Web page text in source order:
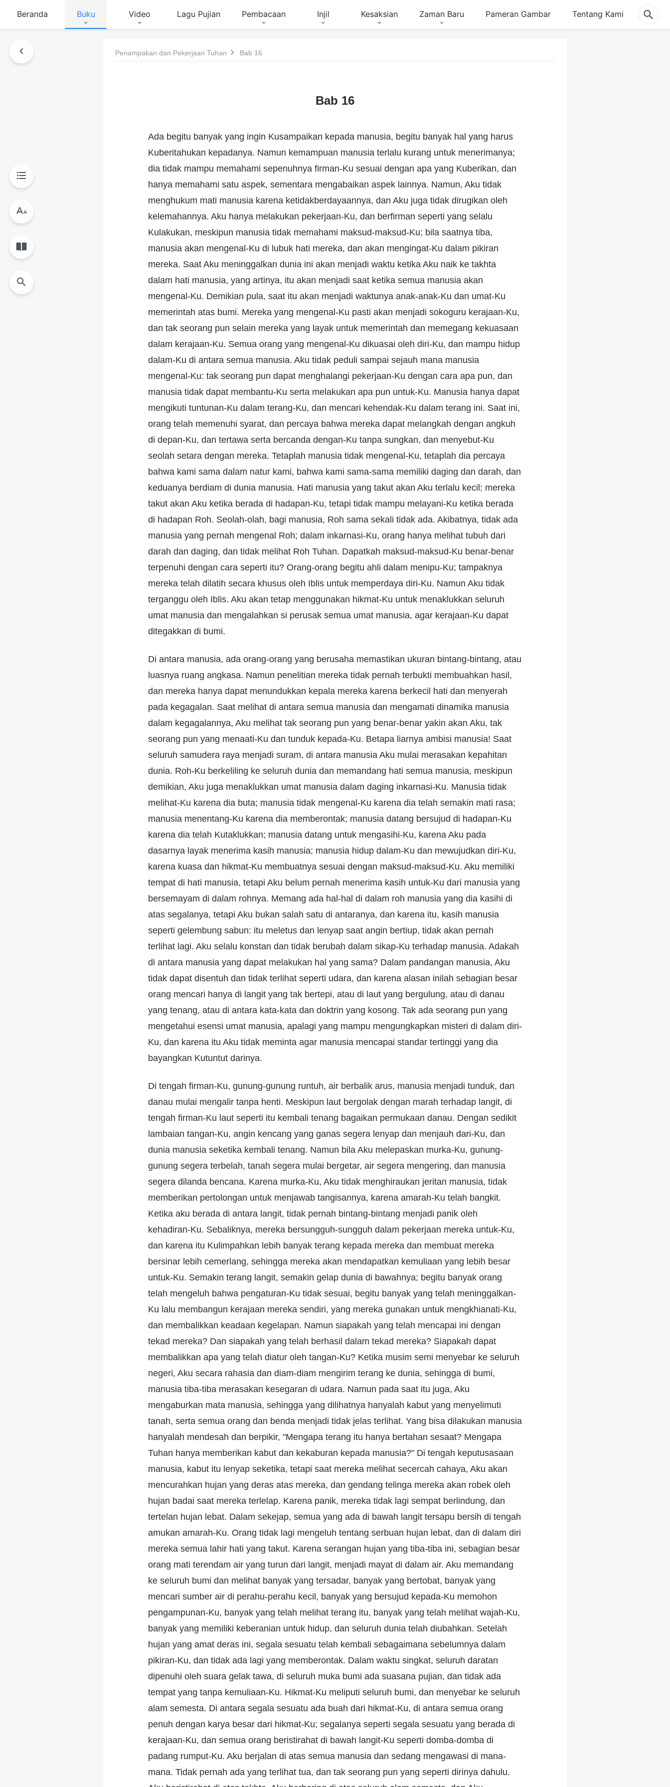
Beranda Buku Video Lagu Pujian Pembacaan Injil Kesaksian Zaman Baru Pameran Gambar Tentang Kami
Penampakan dan Pekerjaan Tuhan Bab 16
Bab 16
Ada begitu banyak yang ingin Kusampaikan kepada manusia, begitu banyak hal yang harus
Kuberitahukan kepadanya. Namun kemampuan manusia terlalu kurang untuk menerimanya;
dia tidak mampu memahami sepenuhnya firman-Ku sesuai dengan apa yang Kuberikan, dan
hanya memahami satu aspek, sementara mengabaikan aspek lainnya. Namun, Aku tidak
menghukum mati manusia karena ketidakberdayaannya, dan Aku juga tidak dirugikan oleh
kelemahannya. Aku hanya melakukan pekerjaan-Ku, dan berfirman seperti yang selalu
Kulakukan, meskipun manusia tidak memahami maksud-maksud-Ku; bila saatnya tiba,
manusia akan mengenal-Ku di lubuk hati mereka, dan akan mengingat-Ku dalam pikiran
mereka. Saat Aku meninggalkan dunia ini akan menjadi waktu ketika Aku naik ke takhta
dalam hati manusia, yang artinya, itu akan menjadi saat ketika semua manusia akan
mengenal-Ku. Demikian pula, saat itu akan menjadi waktunya anak-anak-Ku dan umat-Ku
memerintah atas bumi. Mereka yang mengenal-Ku pasti akan menjadi sokoguru kerajaan-Ku,
dan tak seorang pun selain mereka yang layak untuk memerintah dan memegang kekuasaan
dalam kerajaan-Ku. Semua orang yang mengenal-Ku dikuasai oleh diri-Ku, dan mampu hidup
dalam-Ku di antara semua manusia. Aku tidak peduli sampai sejauh mana manusia
mengenal-Ku: tak seorang pun dapat menghalangi pekerjaan-Ku dengan cara apa pun, dan
manusia tidak dapat membantu-Ku serta melakukan apa pun untuk-Ku. Manusia hanya dapat
mengikuti tuntunan-Ku dalam terang-Ku, dan mencari kehendak-Ku dalam terang ini. Saat ini,
orang telah memenuhi syarat, dan percaya bahwa mereka dapat melangkah dengan angkuh
di depan-Ku, dan tertawa serta bercanda dengan-Ku tanpa sungkan, dan menyebut-Ku
seolah setara dengan mereka. Tetaplah manusia tidak mengenal-Ku, tetaplah dia percaya
bahwa kami sama dalam natur kami, bahwa kami sama-sama memiliki daging dan darah, dan
keduanya berdiam di dunia manusia. Hati manusia yang takut akan Aku terlalu kecil; mereka
takut akan Aku ketika berada di hadapan-Ku, tetapi tidak mampu melayani-Ku ketika berada
di hadapan Roh. Seolah-olah, bagi manusia, Roh sama sekali tidak ada. Akibatnya, tidak ada
manusia yang pernah mengenal Roh; dalam inkarnasi-Ku, orang hanya melihat tubuh dari
darah dan daging, dan tidak melihat Roh Tuhan. Dapatkah maksud-maksud-Ku benar-benar
terpenuhi dengan cara seperti itu? Orang-orang begitu ahli dalam menipu-Ku; tampaknya
mereka telah dilatih secara khusus oleh Iblis untuk memperdaya diri-Ku. Namun Aku tidak
terganggu oleh Iblis. Aku akan tetap menggunakan hikmat-Ku untuk menaklukkan seluruh
umat manusia dan mengalahkan si perusak semua umat manusia, agar kerajaan-Ku dapat
ditegakkan di bumi.
Di antara manusia, ada orang-orang yang berusaha memastikan ukuran bintang-bintang, atau
luasnya ruang angkasa. Namun penelitian mereka tidak pernah terbukti membuahkan hasil,
dan mereka hanya dapat menundukkan kepala mereka karena berkecil hati dan menyerah
pada kegagalan. Saat melihat di antara semua manusia dan mengamati dinamika manusia
dalam kegagalannya, Aku melihat tak seorang pun yang benar-benar yakin akan Aku, tak
seorang pun yang menaati-Ku dan tunduk kepada-Ku. Betapa liarnya ambisi manusia! Saat
seluruh samudera raya menjadi suram, di antara manusia Aku mulai merasakan kepahitan
dunia. Roh-Ku berkeliling ke seluruh dunia dan memandang hati semua manusia, meskipun
demikian, Aku juga menaklukkan umat manusia dalam daging inkarnasi-Ku. Manusia tidak
melihat-Ku karena dia buta; manusia tidak mengenal-Ku karena dia telah semakin mati rasa;
manusia menentang-Ku karena dia memberontak; manusia datang bersujud di hadapan-Ku
karena dia telah Kutaklukkan; manusia datang untuk mengasihi-Ku, karena Aku pada
dasarnya layak menerima kasih manusia; manusia hidup dalam-Ku dan mewujudkan diri-Ku,
karena kuasa dan hikmat-Ku membuatnya sesuai dengan maksud-maksud-Ku. Aku memiliki
tempat di hati manusia, tetapi Aku belum pernah menerima kasih untuk-Ku dari manusia yang
bersemayam di dalam rohnya. Memang ada hal-hal di dalam roh manusia yang dia kasihi di
atas segalanya, tetapi Aku bukan salah satu di antaranya, dan karena itu, kasih manusia
seperti gelembung sabun: itu meletus dan lenyap saat angin bertiup, tidak akan pernah
terlihat lagi. Aku selalu konstan dan tidak berubah dalam sikap-Ku terhadap manusia. Adakah
di antara manusia yang dapat melakukan hal yang sama? Dalam pandangan manusia, Aku
tidak dapat disentuh dan tidak terlihat seperti udara, dan karena alasan inilah sebagian besar
orang mencari hanya di langit yang tak bertepi, atau di laut yang bergulung, atau di danau
yang tenang, atau di antara kata-kata dan doktrin yang kosong. Tak ada seorang pun yang
mengetahui esensi umat manusia, apalagi yang mampu mengungkapkan misteri di dalam diri-
Ku, dan karena itu Aku tidak meminta agar manusia mencapai standar tertinggi yang dia
bayangkan Kutuntut darinya.
Di tengah firman-Ku, gunung-gunung runtuh, air berbalik arus, manusia menjadi tunduk, dan
danau mulai mengalir tanpa henti. Meskipun laut bergolak dengan marah terhadap langit, di
tengah firman-Ku laut seperti itu kembali tenang bagaikan permukaan danau. Dengan sedikit
lambaian tangan-Ku, angin kencang yang ganas segera lenyap dan menjauh dari-Ku, dan
dunia manusia seketika kembali tenang. Namun bila Aku melepaskan murka-Ku, gunung-
gunung segera terbelah, tanah segera mulai bergetar, air segera mengering, dan manusia
segera dilanda bencana. Karena murka-Ku, Aku tidak menghiraukan jeritan manusia, tidak
memberikan pertolongan untuk menjawab tangisannya, karena amarah-Ku telah bangkit.
Ketika aku berada di antara langit, tidak pernah bintang-bintang menjadi panik oleh
kehadiran-Ku. Sebaliknya, mereka bersungguh-sungguh dalam pekerjaan mereka untuk-Ku,
dan karena itu Kulimpahkan lebih banyak terang kepada mereka dan membuat mereka
bersinar lebih cemerlang, sehingga mereka akan mendapatkan kemuliaan yang lebih besar
untuk-Ku. Semakin terang langit, semakin gelap dunia di bawahnya; begitu banyak orang
telah mengeluh bahwa pengaturan-Ku tidak sesuai, begitu banyak yang telah meninggalkan-
Ku lalu membangun kerajaan mereka sendiri, yang mereka gunakan untuk mengkhianati-Ku,
dan membalikkan keadaan kegelapan. Namun siapakah yang telah mencapai ini dengan
tekad mereka? Dan siapakah yang telah berhasil dalam tekad mereka? Siapakah dapat
membalikkan apa yang telah diatur oleh tangan-Ku? Ketika musim semi menyebar ke seluruh
negeri, Aku secara rahasia dan diam-diam mengirim terang ke dunia, sehingga di bumi,
manusia tiba-tiba merasakan kesegaran di udara. Namun pada saat itu juga, Aku
mengaburkan mata manusia, sehingga yang dilihatnya hanyalah kabut yang menyelimuti
tanah, serta semua orang dan benda menjadi tidak jelas terlihat. Yang bisa dilakukan manusia
hanyalah mendesah dan berpikir, "Mengapa terang itu hanya bertahan sesaat? Mengapa
Tuhan hanya memberikan kabut dan kekaburan kepada manusia?" Di tengah keputusasaan
manusia, kabut itu lenyap seketika, tetapi saat mereka melihat secercah cahaya, Aku akan
mencurahkan hujan yang deras atas mereka, dan gendang telinga mereka akan robek oleh
hujan badai saat mereka terlelap. Karena panik, mereka tidak lagi sempat berlindung, dan
tertelan hujan lebat. Dalam sekejap, semua yang ada di bawah langit tersapu bersih di tengah
amukan amarah-Ku. Orang tidak lagi mengeluh tentang serbuan hujan lebat, dan di dalam diri
mereka semua lahir hati yang takut. Karena serangan hujan yang tiba-tiba ini, sebagian besar
orang mati terendam air yang turun dari langit, menjadi mayat di dalam air. Aku memandang
ke seluruh bumi dan melihat banyak yang tersadar, banyak yang bertobat, banyak yang
mencari sumber air di perahu-perahu kecil, banyak yang bersujud kepada-Ku memohon
pengampunan-Ku, banyak yang telah melihat terang itu, banyak yang telah melihat wajah-Ku,
banyak yang memiliki keberanian untuk hidup, dan seluruh dunia telah diubahkan. Setelah
hujan yang amat deras ini, segala sesuatu telah kembali sebagaimana sebelumnya dalam
pikiran-Ku, dan tidak ada lagi yang memberontak. Dalam waktu singkat, seluruh daratan
dipenuhi oleh suara gelak tawa, di seluruh muka bumi ada suasana pujian, dan tidak ada
tempat yang tanpa kemuliaan-Ku. Hikmat-Ku meliputi seluruh bumi, dan menyebar ke seluruh
alam semesta. Di antara segala sesuatu ada buah dari hikmat-Ku, di antara semua orang
penuh dengan karya besar dari hikmat-Ku; segalanya seperti segala sesuatu yang berada di
kerajaan-Ku, dan semua orang beristirahat di bawah langit-Ku seperti domba-domba di
padang rumput-Ku. Aku berjalan di atas semua manusia dan sedang mengawasi di mana-
mana. Tidak pernah ada yang terlihat tua, dan tak seorang pun yang seperti dirinya dahulu.